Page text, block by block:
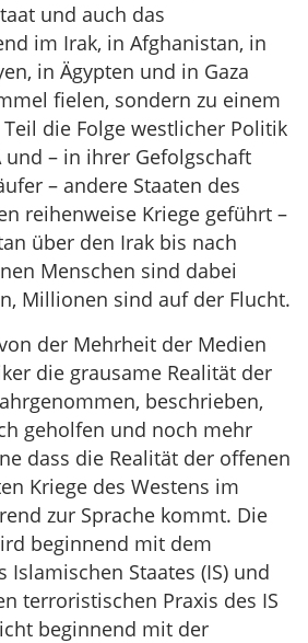
und auch das
im Irak, in Afghanistan, in
in Ägypten und in Gaza
fielen, sondern zu einem
die Folge westlicher Politik
und – in ihrer Gefolgschaft
– andere Staaten des
reihenweise Kriege geführt –
über den Irak bis nach
Menschen sind dabei
Millionen sind auf der Flucht.
der Mehrheit der Medien
die grausame Realität der
beschrieben,
geholfen und noch mehr
dass die Realität der offenen
Kriege des Westens im
zur Sprache kommt. Die
beginnend mit dem
Islamischen Staates (IS) und
terroristischen Praxis des IS
beginnend mit der